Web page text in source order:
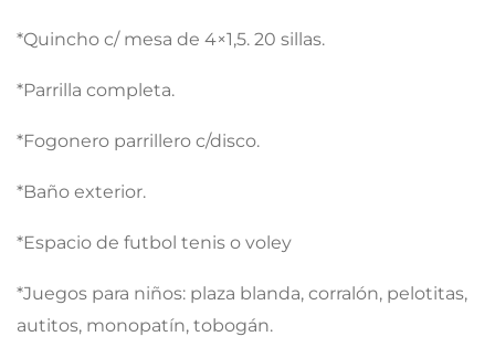
*Quincho c/ mesa de 4×1,5. 20 sillas.
*Parrilla completa.
*Fogonero parrillero c/disco.
*Baño exterior.
*Espacio de futbol tenis o voley
*Juegos para niños: plaza blanda, corralón, pelotitas,
autitos, monopatín, tobogán.